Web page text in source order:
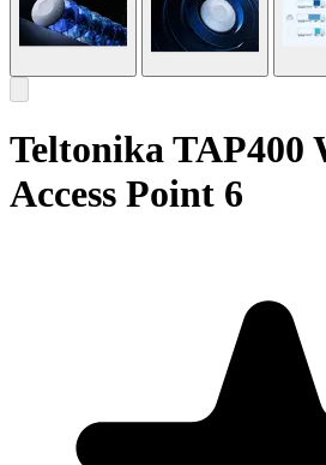
Teltonika TAP400
Access Point 6